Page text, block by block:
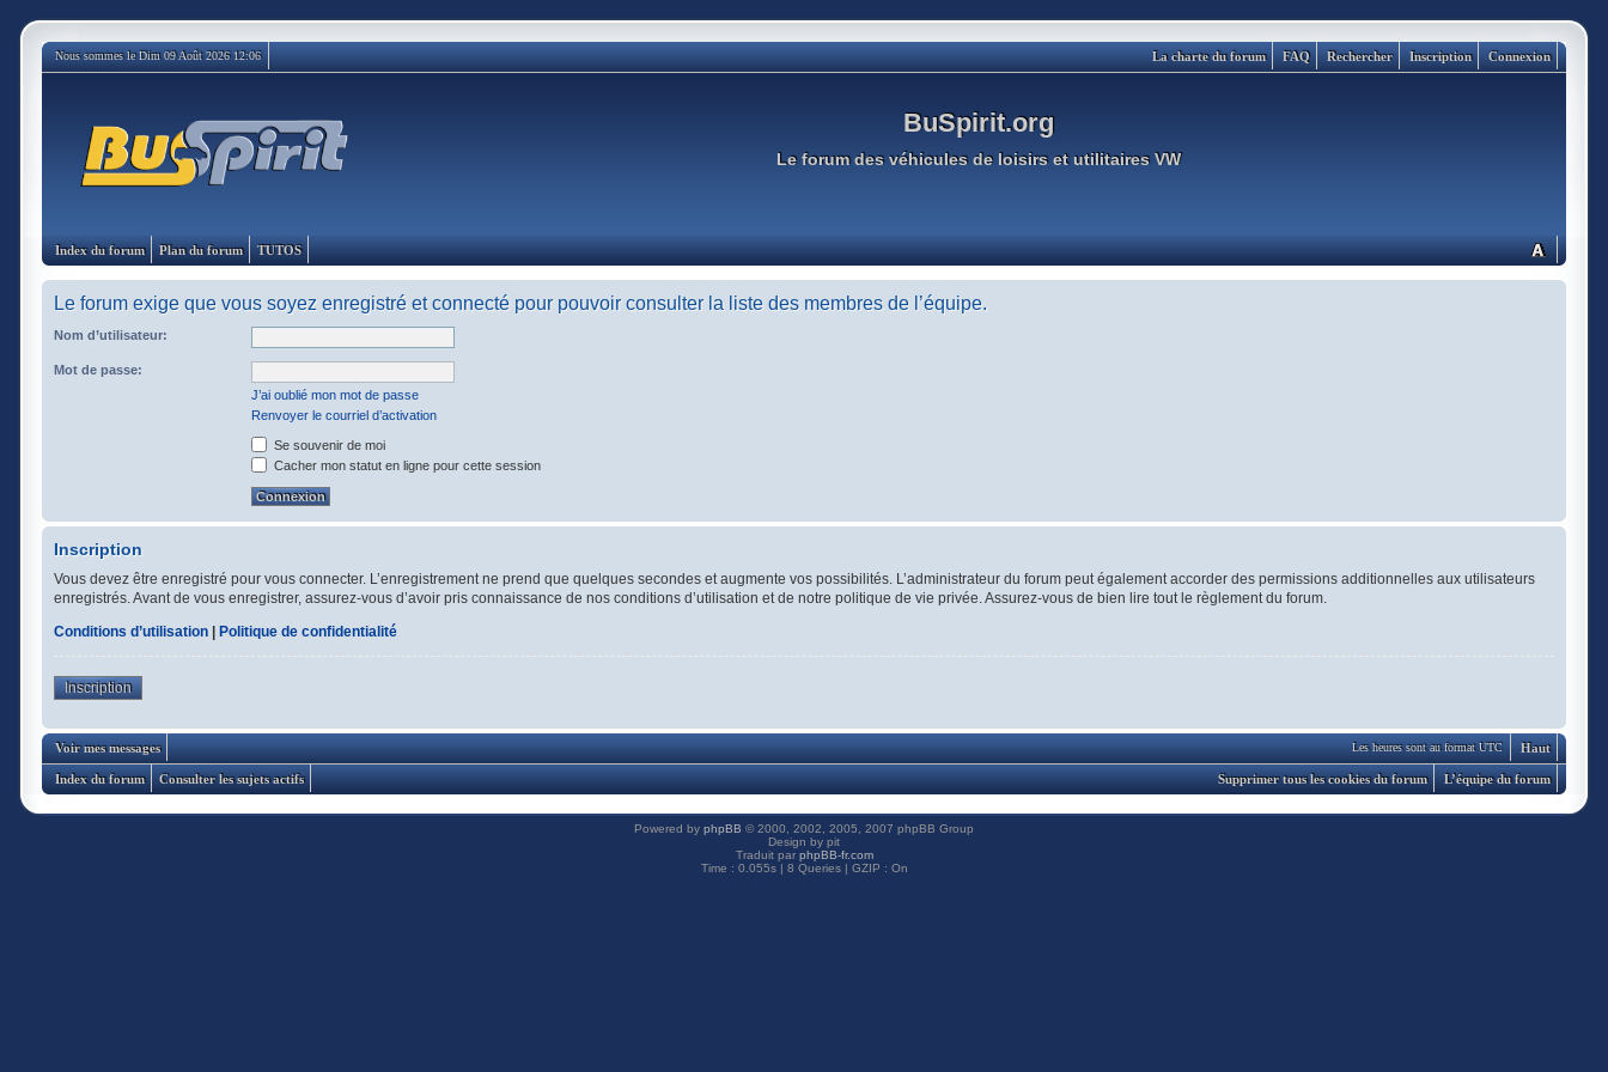
Nous sommes le Dim 09 Août 2026 12:06 Connexion
Inscription
Rechercher
FAQ
La charte du forum
BuSpirit.org
Le forum des véhicules de loisirs et utilitaires VW
Index du forum Plan du forum TUTOS
Le forum exige que vous soyez enregistré et connecté pour pouvoir consulter la liste des membres de l’équipe.
Nom d’utilisateur:
Mot de passe:
J’ai oublié mon mot de passe
Renvoyer le courriel d’activation
Se souvenir de moi
Cacher mon statut en ligne pour cette session
Inscription
Vous devez être enregistré pour vous connecter. L’enregistrement ne prend que quelques secondes et augmente vos possibilités. L’administrateur du forum peut également accorder des permissions additionnelles aux utilisateurs
enregistrés. Avant de vous enregistrer, assurez-vous d’avoir pris connaissance de nos conditions d’utilisation et de notre politique de vie privée. Assurez-vous de bien lire tout le règlement du forum.
Conditions d’utilisation
Politique de confidentialité
Inscription
Haut
Les heures sont au format UTC
Voir mes messages
Index du forum Consulter les sujets actifs L’équipe du forum
Supprimer tous les cookies du forum
Powered by phpBB © 2000, 2002, 2005, 2007 phpBB Group
Design by pit
Traduit par phpBB-fr.com
Time : 0.055s | 8 Queries | GZIP : On